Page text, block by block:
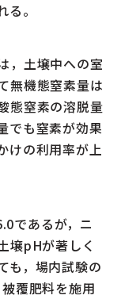
。
，土壌中への室
無機態窒素量は
態窒素の溶脱量
でも窒素が効果
けの利用率が上
であるが，ニ
壌pHが著しく
も，場内試験の
覆肥料を施用